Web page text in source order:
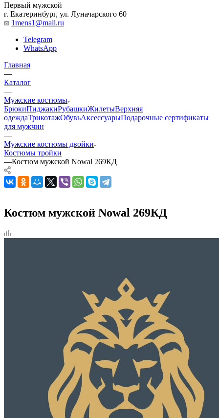
Первый мужской
г. Екатеринбург, ул. Луначарского 60
1mens1@mail.ru
Telegram
WhatsApp
Главная
—
Каталог
—
Мужские костюмы
БрюкиПиджакиРубашкиЖилетыВерхняя
одеждаТрикотажОбувьАксессуарыПодарочные сертификаты
для мужчин
—
Мужские костюмы двойки
Костюмы тройки
—Костюм мужской Nowal 269КД
Костюм мужской Nowal 269КД